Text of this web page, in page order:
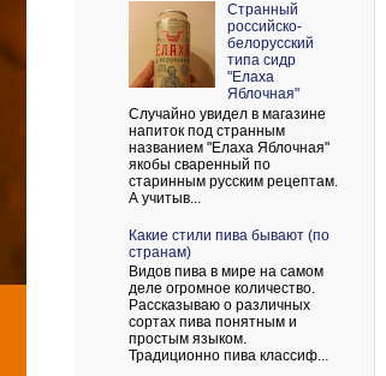
Странный
российско-
белорусский
типа сидр
"Елаха
Яблочная"
Случайно увидел в магазине
напиток под странным
названием "Елаха Яблочная"
якобы сваренный по
старинным русским рецептам.
А учитыв...
Какие стили пива бывают (по
странам)
Видов пива в мире на самом
деле огромное количество.
Рассказываю о различных
сортах пива понятным и
простым языком.
Традиционно пива классиф...